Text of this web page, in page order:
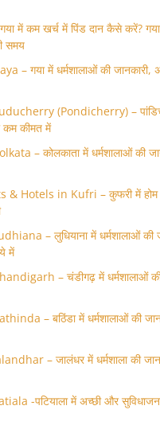
में कम खर्च में पिंड दान कैसे करें? गया
समय
– गया में धर्मशालाओं की जानकारी,
(Pondicherry) –
कम कीमत में
– कोलकाता में धर्मशालाओं की
Hotels in Kufri – कुफरी में होम
– लुधियाना में धर्मशालाओं की
में
– चंडीगढ़ में धर्मशालाओं की
– बठिंडा में धर्मशालाओं की
– जालंधर में धर्मशाला की
-पटियाला में अच्छी और